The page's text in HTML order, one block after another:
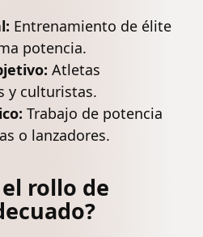
Entrenamiento de élite
potencia.
Atletas
y culturistas.
Trabajo de potencia
o lanzadores.
rollo de